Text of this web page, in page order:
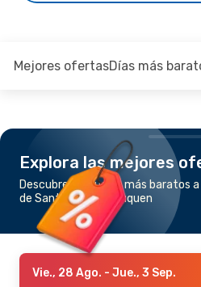
Mejores ofertasDías más
Explora las mejores
Descubre los vuelos más baratos
de Santa Rosa a Neuquen
Vie., 28 Ago. - Jue., 3 Sep.